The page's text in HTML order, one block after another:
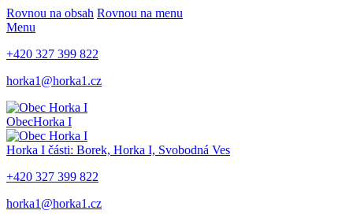
Rovnou na obsah Rovnou na menu
Menu
+420 327 399 822
horka1@horka1.cz
ObecHorka I
Horka I části: Borek, Horka I, Svobodná Ves
+420 327 399 822
horka1@horka1.cz